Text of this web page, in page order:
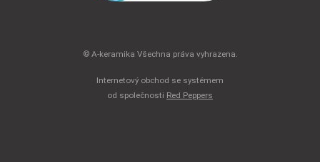
© A-keramika Všechna práva vyhrazena.
Internetový obchod se systémem
od společnosti Red Peppers